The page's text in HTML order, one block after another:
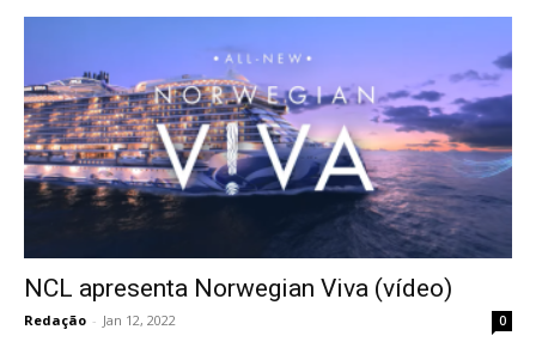
NCL apresenta Norwegian Viva (vídeo)
Redação - Jan 12, 2022 0